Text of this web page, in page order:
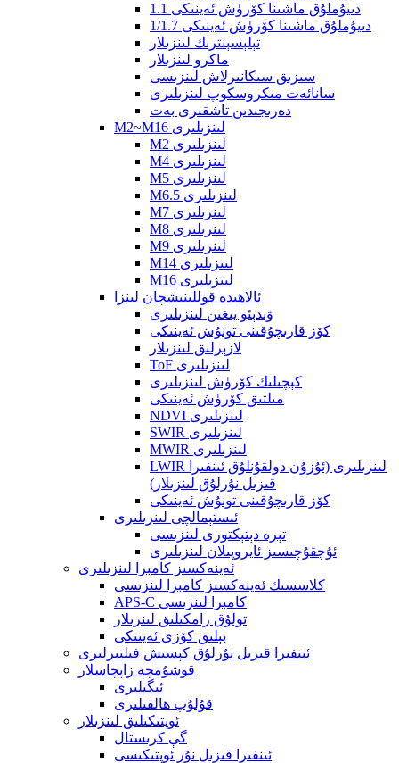
1.1 دىيۇملۇق ماشىنا كۆرۈش ئەينىكى
1/1.7 دىيۇملۇق ماشىنا كۆرۈش ئەينىكى
تېلېسېنترىك لىنزىلار
ماكرو لىنزىلار
سىزىق سىكانىرلاش لىنزىسى
سانائەت مىكروسكوپ لىنزىلىرى
دەرىجىدىن تاشقىرى بەت
M2~M16 لىنزىلىرى
M2 لىنزىلىرى
M4 لىنزىلىرى
M5 لىنزىلىرى
M6.5 لىنزىلىرى
M7 لىنزىلىرى
M8 لىنزىلىرى
M9 لىنزىلىرى
M14 لىنزىلىرى
M16 لىنزىلىرى
ئالاھىدە قوللىنىشچان لىنزا
ۋىدېئو يىغىن لىنزىلىرى
كۆز قارىچۇقىنى تونۇش ئەينىكى
لازېرلىق لىنزىلار
ToF لىنزىلىرى
كېچىلىك كۆرۈش لىنزىلىرى
مىلتىق كۆرۈش ئەينىكى
NDVI لىنزىلىرى
SWIR لىنزىلىرى
MWIR لىنزىلىرى
LWIR لىنزىلىرى (ئۇزۇن دولقۇنلۇق ئىنفىرا
قىزىل نۇرلۇق لىنزىلار)
كۆز قارىچۇقىنى تونۇش ئەينىكى
ئىستېمالچى لىنزىلىرى
تېرە دېتېكتورى لىنزىسى
ئۇچقۇچىسىز ئايروپىلان لىنزىلىرى
ئەينەكسىز كامېرا لىنزىلىرى
كلاسسىك ئەينەكسىز كامېرا لىنزىسى
APS-C كامېرا لىنزىسى
تولۇق رامكىلىق لىنزىلار
بېلىق كۆزى ئەينىكى
ئىنفىرا قىزىل نۇرلۇق كېسىش فىلتىرلىرى
قوشۇمچە زاپچاسلار
ئىگىلىرى
قۇلۇپ ھالقىلىرى
ئوپتىكىلىق لىنزىلار
گې كرىستال
ئىنفىرا قىزىل نۇر ئوپتىكىسى